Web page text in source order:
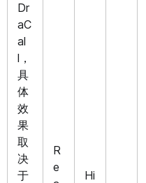
Dr
aC
al
l，
具
体
效
果
取
决
于
R
e
Hi